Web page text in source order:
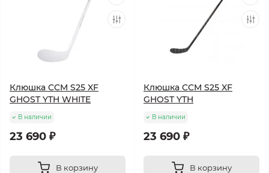
Клюшка CCM S25 XF
GHOST YTH WHITE
В наличии
23 690 ₽
В корзину
Клюшка CCM S25 XF
GHOST YTH
В наличии
23 690 ₽
В корзину